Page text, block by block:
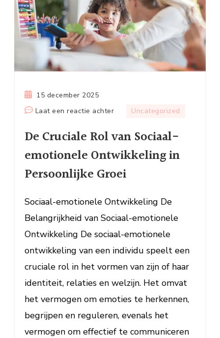
15 december 2025
Laat een reactie achterop
Cruciale
Rol
van
Sociaal-
Ontwikkeling
in
Groei
Uncategorized
De Cruciale Rol van Sociaal-
emotionele Ontwikkeling in
Persoonlijke Groei
Sociaal-emotionele Ontwikkeling De
Belangrijkheid van Sociaal-emotionele
Ontwikkeling De sociaal-emotionele
ontwikkeling van een individu speelt een
cruciale rol in het vormen van zijn of haar
identiteit, relaties en welzijn. Het omvat
het vermogen om emoties te herkennen,
begrijpen en reguleren, evenals het
vermogen om effectief te communiceren